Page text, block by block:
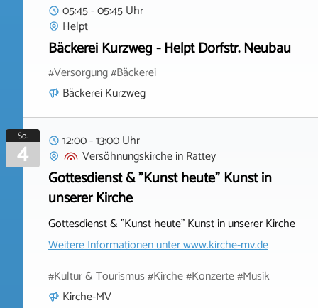
05:45 - 05:45 Uhr
Helpt
Bäckerei Kurzweg - Helpt Dorfstr. Neubau
#Versorgung #Bäckerei
Bäckerei Kurzweg
So.
4
12:00 - 13:00 Uhr
VersöhnungskircheinRattey
Gottesdienst & "Kunst heute" Kunst in
unserer Kirche
Gottesdienst & "Kunst heute" Kunst in unserer Kirche
Weitere Informationen unterwww.kirche-mv.de
#Kultur & Tourismus #Kirche #Konzerte #Musik
Kirche-MV